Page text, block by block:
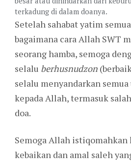
terkadung di dalam doanya.
Setelah sahabat yatim
bagaimana cara Allah SWT
seorang hamba, semoga
selalu berhusnudzon
selalu menyandarkan
kepada Allah, termasuk
doa.
Semoga Allah
kebaikan dan amal saleh